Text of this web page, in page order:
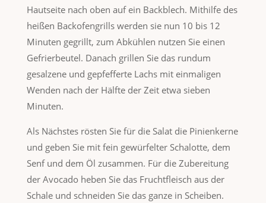
Hautseite nach oben auf ein Backblech. Mithilfe des
heißen Backofengrills werden sie nun 10 bis 12
Minuten gegrillt, zum Abkühlen nutzen Sie einen
Gefrierbeutel. Danach grillen Sie das rundum
gesalzene und gepfefferte Lachs mit einmaligen
Wenden nach der Hälfte der Zeit etwa sieben
Minuten.
Als Nächstes rösten Sie für die Salat die Pinienkerne
und geben Sie mit fein gewürfelter Schalotte, dem
Senf und dem Öl zusammen. Für die Zubereitung
der Avocado heben Sie das Fruchtfleisch aus der
Schale und schneiden Sie das ganze in Scheiben.